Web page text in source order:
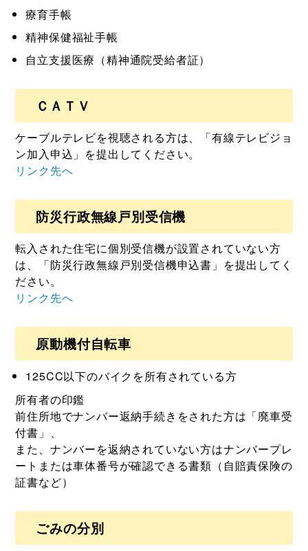
療育手帳
精神保健福祉手帳
自立支援医療（精神通院受給者証）
ＣＡＴＶ
ケーブルテレビを視聴される方は、「有線テレビジョ
ン加入申込」を提出してください。
リンク先へ
防災行政無線戸別受信機
転入された住宅に個別受信機が設置されていない方
は、「防災行政無線戸別受信機申込書」を提出してく
ださい。
リンク先へ
原動機付自転車
125CC以下のバイクを所有されている方
所有者の印鑑
前住所地でナンバー返納手続きをされた方は「廃車受
付書」、
また、ナンバーを返納されていない方はナンバープレ
ートまたは車体番号が確認できる書類（自賠責保険の
証書など）
ごみの分別